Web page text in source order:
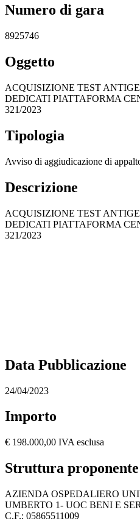
Numero di gara
8925746
Oggetto
ACQUISIZIONE TEST
DEDICATI PIATTAFORMA
321/2023
Tipologia
Avviso di aggiudicazione di
Descrizione
ACQUISIZIONE TEST
DEDICATI PIATTAFORMA
321/2023
Data Pubblicazione
24/04/2023
Importo
€ 198.000,00 IVA esclusa
Struttura proponente
AZIENDA OSPEDALIERO
UMBERTO 1- UOC BENI E
C.F.: 05865511009